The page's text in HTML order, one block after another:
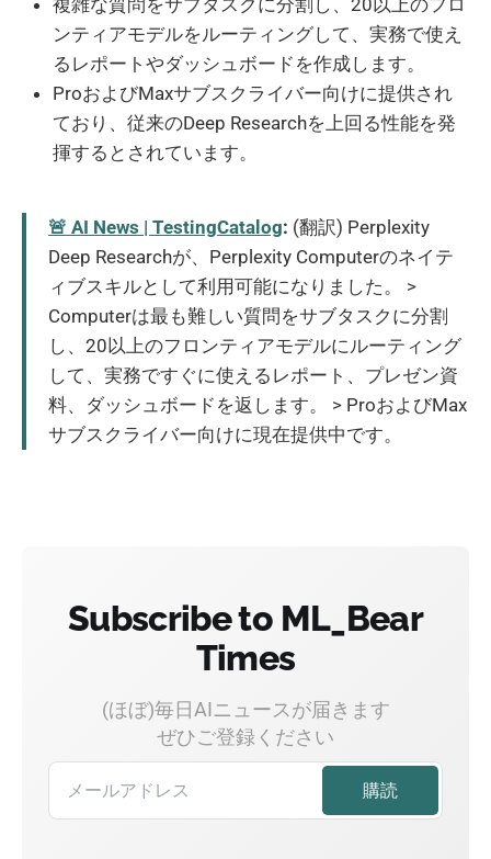
複雑な質問をサブタスクに分割し、20以上のフロ
ンティアモデルをルーティングして、実務で使え
るレポートやダッシュボードを作成します。
ProおよびMaxサブスクライバー向けに提供され
ており、従来のDeep Researchを上回る性能を発
揮するとされています。
🚨 AI News | TestingCatalog: (翻訳) Perplexity
Deep Researchが、Perplexity Computerのネイテ
ィブスキルとして利用可能になりました。 >
Computerは最も難しい質問をサブタスクに分割
し、20以上のフロンティアモデルにルーティング
して、実務ですぐに使えるレポート、プレゼン資
料、ダッシュボードを返します。 > ProおよびMax
サブスクライバー向けに現在提供中です。
Subscribe to ML_Bear
Times
(ほぼ)毎日AIニュースが届きます
ぜひご登録ください